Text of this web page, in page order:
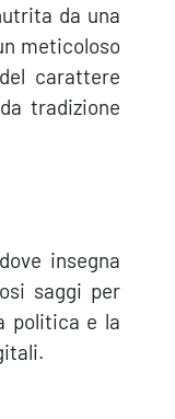
da una
meticoloso
carattere
tradizione
insegna
saggi per
politica e la